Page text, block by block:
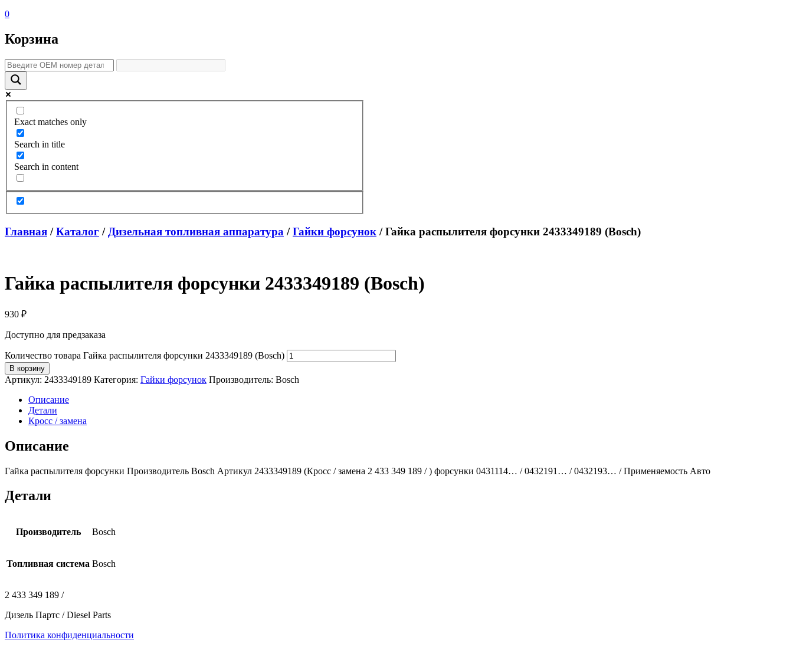
0
Корзина
Exact matches only
Search in title
Search in content
Главная /Каталог / Дизельная топливная аппаратура /Гайки форсунок / Гайка распылителя форсунки 2433349189 (Bosch)
Гайка распылителя форсунки 2433349189 (Bosch)
930 ₽
Доступно для предзаказа
Количество товара Гайка распылителя форсунки 2433349189 (Bosch)
В корзину
Артикул: 2433349189 Категория: Гайки форсунок Производитель: Bosch
Описание
Детали
Кросс / замена
Описание
Гайка распылителя форсунки Производитель Bosch Артикул 2433349189 (Кросс / замена 2 433 349 189 / ) форсунки 0431114… / 0432191… / 0432193… / Применяемость Авто
Детали
Производитель Bosch
Топливная система Bosch
2 433 349 189 /
Дизель Партс / Diesel Parts
Политика конфиденциальности